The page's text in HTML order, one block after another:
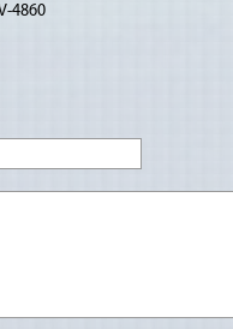
4860